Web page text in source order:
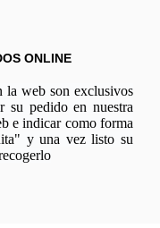
ONLINE
la web son exclusivos
su pedido en nuestra
e indicar como forma
y una vez listo su